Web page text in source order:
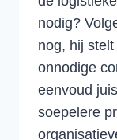
nodig?
nog, hij
onnodige
eenvoud
soepelere